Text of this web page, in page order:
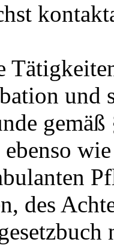
und
gemäß
ebenso
des